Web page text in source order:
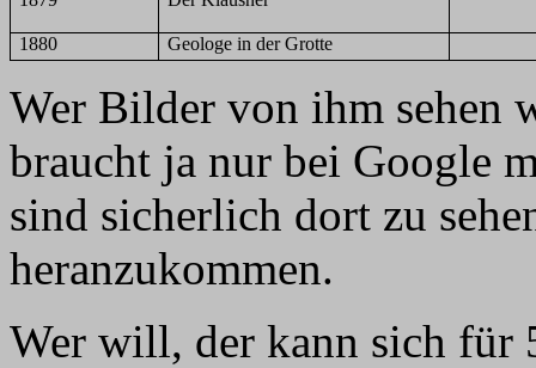
1880 Geologe in der Grotte
Wer Bilder von ihm sehen
braucht ja nur bei Google
sind sicherlich dort zu
heranzukommen.
Wer will, der kann sich für